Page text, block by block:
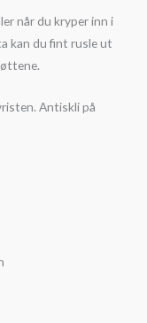
når du kryper inn i
kan du fint rusle ut
Antiskli på